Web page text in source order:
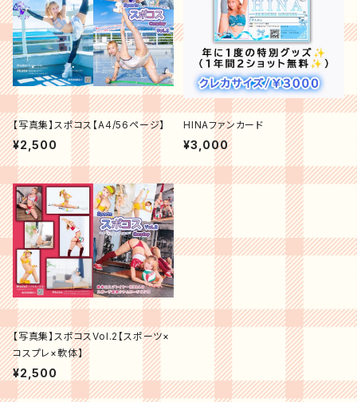
【写真集】スポコス【A4/56ページ】
¥2,500
HINAファンカード
¥3,000
【写真集】スポコスVol.2【スポーツ×
コスプレ×軟体】
¥2,500